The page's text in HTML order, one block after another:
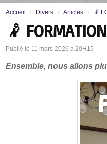
Accueil Divers Articles 🤾
🤾
Publié le 11 mars 2026 à 20H15
Ensemble, nous allons